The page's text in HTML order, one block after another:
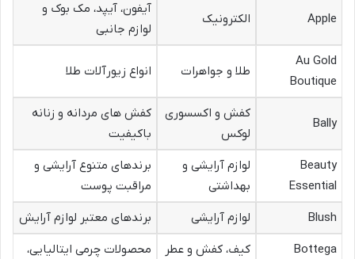
Apple الکترونیک
آیفون، آیپد، مک بوک و
لوازم جانبی
Au Gold
Boutique
طلا و جواهرات انواع زیورآلات طلا
Bally
کفش و اکسسوری
لوکس
کفش های مردانه و زنانه
باکیفیت
Beauty
Essential
لوازم آرایشی و
بهداشتی
برندهای متنوع آرایشی و
مراقبت پوست
Blush
لوازم آرایشی
برندهای معتبر لوازم آرایش
Bottega
کیف، کفش و عطر
محصولات چرمی ایتالیایی،